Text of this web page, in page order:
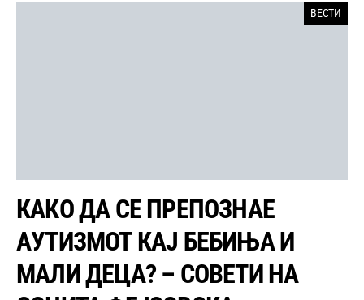
ВЕСТИ
КАКО ДА СЕ ПРЕПОЗНАЕ
АУТИЗМОТ КАЈ БЕБИЊА И
МАЛИ ДЕЦА? – СОВЕТИ НА